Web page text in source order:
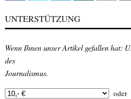
UNTERSTÜTZUNG
Wenn Ihnen unser Artikel gefallen hat:
des
Journalismus.
oder